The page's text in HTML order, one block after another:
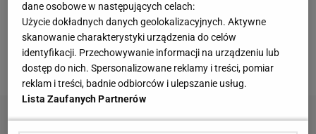
screen z www.makelifeeasier.pl
(Screen zMakelifeeasier.pl)
dane osobowe w następujących celach:
Użycie dokładnych danych geolokalizacyjnych. Aktywne
skanowanie charakterystyki urządzenia do celów
identyfikacji. Przechowywanie informacji na urządzeniu lub
dostęp do nich. Spersonalizowane reklamy i treści, pomiar
reklam i treści, badnie odbiorców i ulepszanie usług.
Lista Zaufanych Partnerów